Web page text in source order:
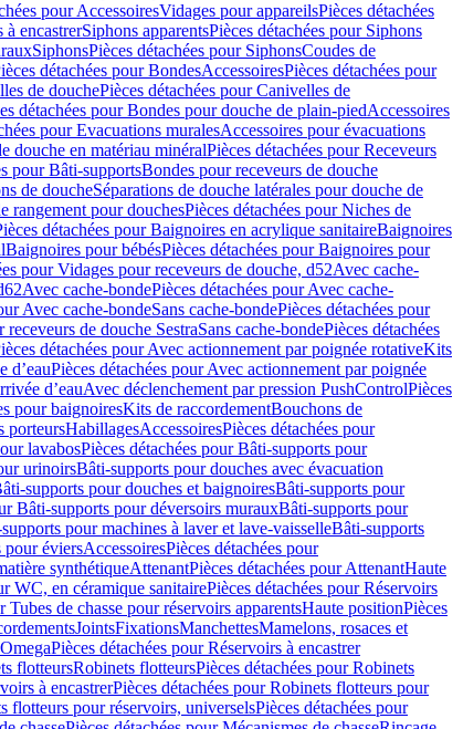
pour AccessoiresVidages pour appareilsPièces détachées
à encastrerSiphons apparentsPièces détachées pour Siphons
SiphonsPièces détachées pour SiphonsCoudes de
détachées pour BondesAccessoiresPièces détachées pour
de douchePièces détachées pour Canivelles de
détachées pour Bondes pour douche de plain-piedAccessoires
pour Evacuations muralesAccessoires pour évacuations
douche en matériau minéralPièces détachées pour Receveurs
pour Bâti-supportsBondes pour receveurs de douche
de doucheSéparations de douche latérales pour douche de
rangement pour douchesPièces détachées pour Niches de
détachées pour Baignoires en acrylique sanitaireBaignoires
Baignoires pour bébésPièces détachées pour Baignoires pour
pour Vidages pour receveurs de douche, d52Avec cache-
Avec cache-bondePièces détachées pour Avec cache-
Avec cache-bondeSans cache-bondePièces détachées pour
de douche SestraSans cache-bondePièces détachées
détachées pour Avec actionnement par poignée rotativeKits
d’eauPièces détachées pour Avec actionnement par poignée
d’eauAvec déclenchement par pression PushControlPièces
pour baignoiresKits de raccordementBouchons de
porteursHabillagesAccessoiresPièces détachées pour
lavabosPièces détachées pour Bâti-supports pour
urinoirsBâti-supports pour douches avec évacuation
supports pour douches et baignoiresBâti-supports pour
Bâti-supports pour déversoirs murauxBâti-supports pour
pour machines à laver et lave-vaisselleBâti-supports
pour éviersAccessoiresPièces détachées pour
synthétiqueAttenantPièces détachées pour AttenantHaute
WC, en céramique sanitairePièces détachées pour Réservoirs
Tubes de chasse pour réservoirs apparentsHaute positionPièces
JointsFixationsManchettesMamelons, rosaces et
Pièces détachées pour Réservoirs à encastrer
flotteursRobinets flotteursPièces détachées pour Robinets
à encastrerPièces détachées pour Robinets flotteurs pour
flotteurs pour réservoirs, universelsPièces détachées pour